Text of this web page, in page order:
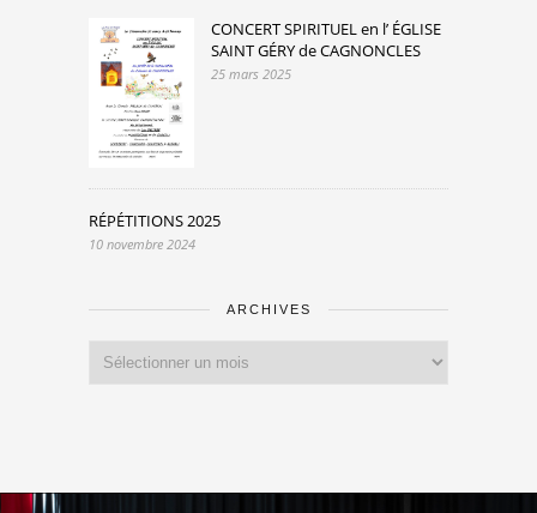
CONCERT SPIRITUEL en l’ ÉGLISE
SAINT GÉRY de CAGNONCLES
25 mars 2025
RÉPÉTITIONS 2025
10 novembre 2024
ARCHIVES